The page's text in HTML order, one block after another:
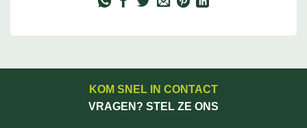
KOM SNEL IN CONTACT
VRAGEN? STEL ZE ONS